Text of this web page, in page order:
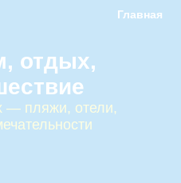
Главная
отдых,
— пляжи, отели,